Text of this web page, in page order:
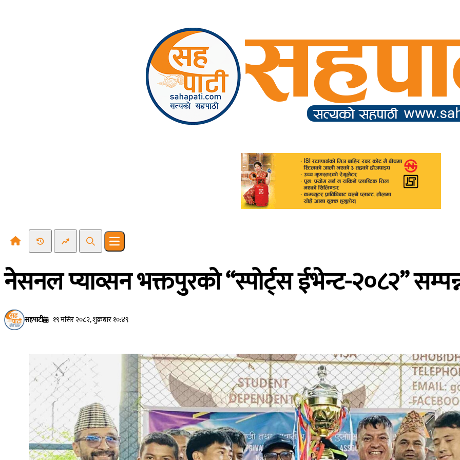
Recent NewsTrending News
SearchOpen main menu
नेसनल प्याव्सन भक्तपुरको “स्पोर्ट्स ईभेन्ट-२०८२”
सहपाटी १९ मंसिर २०८२, शुक्रबार १०:४९